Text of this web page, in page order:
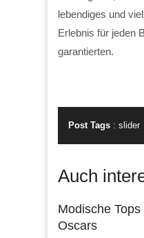
lebendiges und
Erlebnis für jeden
garantierten.
Post Tags : slider
Auch
Modische
Oscars